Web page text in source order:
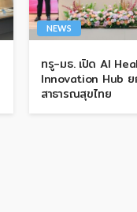
NEWS
ทรู-มธ. เปิด AI
Innovation Hub ย
สาธารณสุขไทย